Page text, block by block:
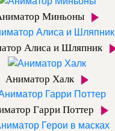
Миньоны
Алиса и Шляпник
Аниматор Халк
Гарри Поттер